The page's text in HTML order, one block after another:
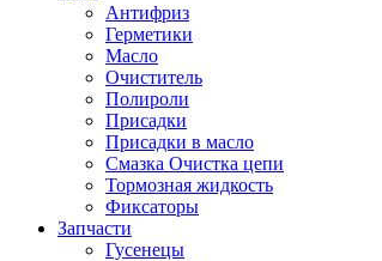
Антифриз
Герметики
Масло
Очиститель
Полироли
Присадки
Присадки в масло
Смазка Очистка цепи
Тормозная жидкость
Фиксаторы
Запчасти
Гусенецы